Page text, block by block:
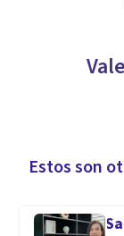
Estos son